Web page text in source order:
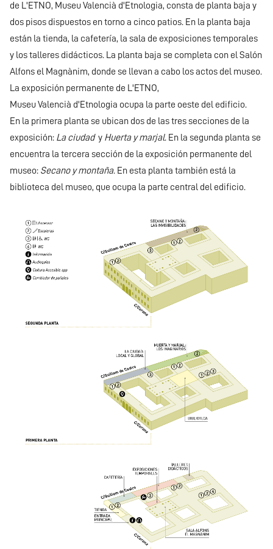
de L'ETNO, Museu Valencià d'Etnologia, consta de planta baja y
dos pisos dispuestos en torno a cinco patios. En la planta baja
están la tienda, la cafetería, la sala de exposiciones temporales
y los talleres didácticos. La planta baja se completa con el Salón
Alfons el Magnànim, donde se llevan a cabo los actos del museo.
La exposición permanente de L'ETNO,
Museu Valencià d'Etnologia ocupa la parte oeste del edificio.
En la primera planta se ubican dos de las tres secciones de la
exposición: La ciudady Huerta y marjal. En la segunda planta se
encuentra la tercera sección de la exposición permanente del
museo: Secano y montaña. En esta planta también está la
biblioteca del museo, que ocupa la parte central del edificio.